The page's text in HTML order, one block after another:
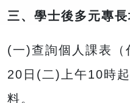
三、學士後多元專
(一)查詢個人課表（
20日(二)上午10時
料。